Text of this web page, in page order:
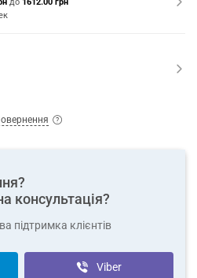
консультація?
підтримка клієнтів
Viber